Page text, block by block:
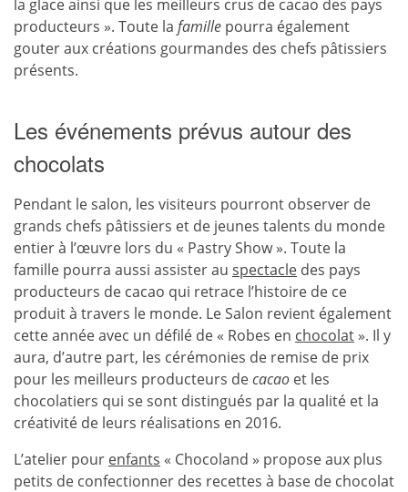
la glace ainsi que les meilleurs crus de cacao des pays
producteurs ». Toute la famille pourra également
gouter aux créations gourmandes des chefs pâtissiers
présents.
Les événements prévus autour des
chocolats
Pendant le salon, les visiteurs pourront observer de
grands chefs pâtissiers et de jeunes talents du monde
entier à l’œuvre lors du « Pastry Show ». Toute la
famille pourra aussi assister au spectacle des pays
producteurs de cacao qui retrace l’histoire de ce
produit à travers le monde. Le Salon revient également
cette année avec un défilé de « Robes en chocolat ». Il y
aura, d’autre part, les cérémonies de remise de prix
pour les meilleurs producteurs decacao et les
chocolatiers qui se sont distingués par la qualité et la
créativité de leurs réalisations en 2016.
L’atelier pour enfants « Chocoland » propose aux plus
petits de confectionner des recettes à base de chocolat